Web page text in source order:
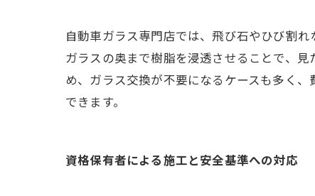
自動車ガラス専門店では、飛び石やひび割
ガラスの奥まで樹脂を浸透させることで、
め、ガラス交換が不要になるケースも多く
できます。
資格保有者による施工と安全基準への対応